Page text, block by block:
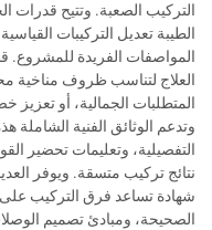
التركيب الصعبة. وتتيح
الطيبة تعديل التركيبات
المواصفات الفريدة
العلاج لتناسب ظروف مناخية
المتطلبات الجمالية، أو تعزيز
وتدعم الوثائق الفنية الشاملة
التفصيلية، وتعليمات تحضير
نتائج تركيب متسقة. ويوفر
شهادة تساعد فرق التركيب
الصحيحة، ومبادئ تصميم